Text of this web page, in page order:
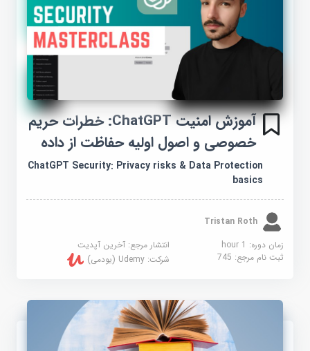
آموزش امنیت ChatGPT: خطرات حریم
خصوصی و اصول اولیه حفاظت از داده
ChatGPT Security: Privacy risks & Data Protection
basics
Tristan Roth
زمان دوره: 1 hour
انتشار مرجع:آخرین آپدیت
ثبت نام مرجع:745 شرکت:Udemy (یودمی)